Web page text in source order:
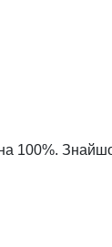
100%.